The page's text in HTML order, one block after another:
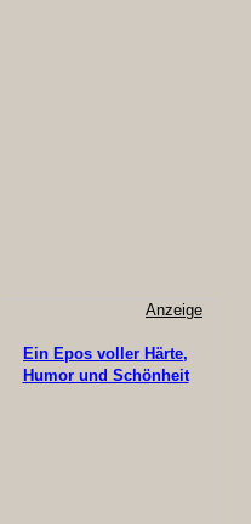
Anzeige
Ein Epos voller Härte,
Humor und Schönheit